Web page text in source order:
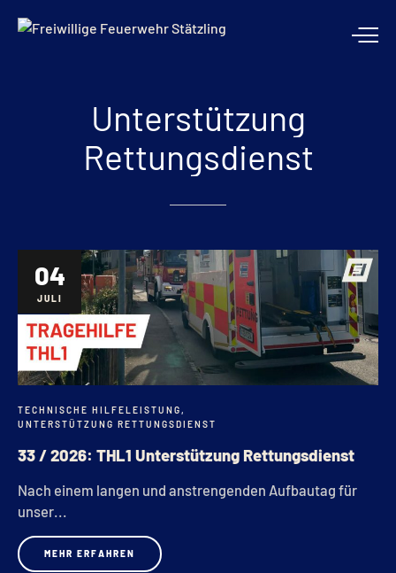
Unterstützung
Rettungsdienst
04
JULI
TECHNISCHE HILFELEISTUNG,
UNTERSTÜTZUNG RETTUNGSDIENST
33 / 2026: THL1 Unterstützung Rettungsdienst
Nach einem langen und anstrengenden Aufbautag für
unser...
MEHR ERFAHREN